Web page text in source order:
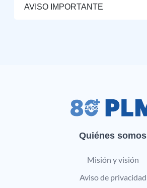
AVISO IMPORTANTE
Quiénes somos
Misión y visión
Aviso de privacidad